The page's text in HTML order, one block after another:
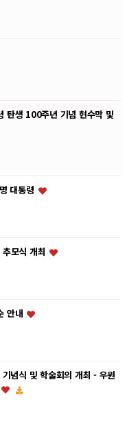
탄생 100주년 기념 현수막 및
대통령
모식 개최
안내
념식 및 학술회의 개최 - 우원